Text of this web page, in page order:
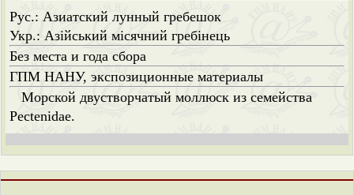
Рус.: Азиатский лунный гребешок
Укр.: Азійський місячний гребінець
Без места и года сбора
ГПМ НАНУ, экспозиционные материалы
Морской двустворчатый моллюск из семейства
Pectenidae.